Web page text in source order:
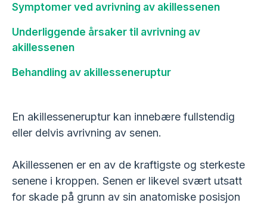
Symptomer ved avrivning av akillessenen
Underliggende årsaker til avrivning av
akillessenen
Behandling av akillesseneruptur
En akillesseneruptur kan innebære fullstendig
eller delvis avrivning av senen.
Akillessenen er en av de kraftigste og sterkeste
senene i kroppen. Senen er likevel svært utsatt
for skade på grunn av sin anatomiske posisjon